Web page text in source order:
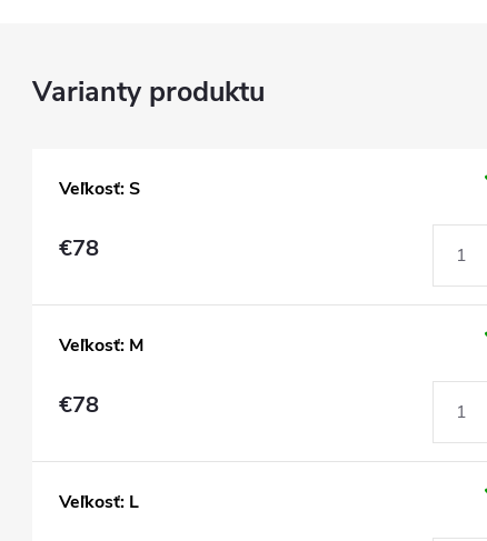
Veľkosť: S
€78
Veľkosť: M
€78
Veľkosť: L